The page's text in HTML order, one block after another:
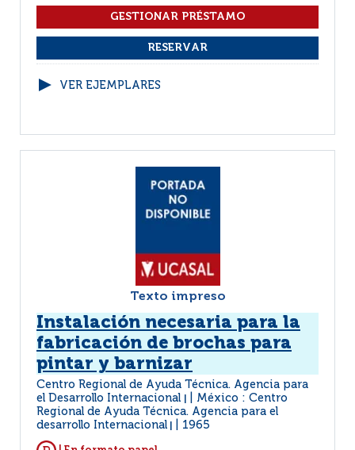
VER EJEMPLARES
Texto impreso
Instalación necesaria para la
fabricación de brochas para
pintar y barnizar
Centro Regional de Ayuda Técnica. Agencia para
el Desarrollo Internacional
México : Centro
Regional de Ayuda Técnica. Agencia para el
desarrollo Internacional
1965